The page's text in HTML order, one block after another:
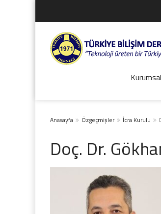
Kurumsal
Anasayfa Özgeçmişler İcra Kurulu
Doç. Dr.